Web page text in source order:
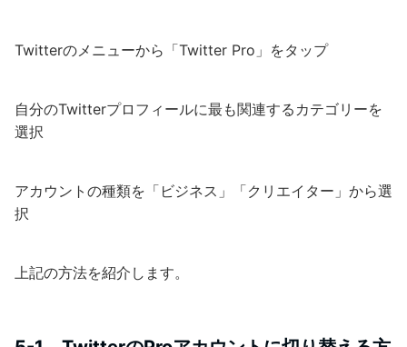
Twitterのメニューから「Twitter Pro」をタップ
自分のTwitterプロフィールに最も関連するカテゴリーを
選択
アカウントの種類を「ビジネス」「クリエイター」から選
択
上記の方法を紹介します。